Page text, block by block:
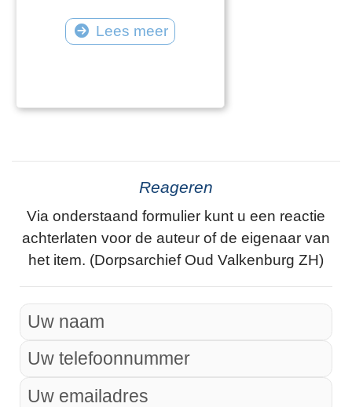
Lees meer
Reageren
Via onderstaand formulier kunt u een reactie
achterlaten voor de auteur of de eigenaar van
het item. (Dorpsarchief Oud Valkenburg ZH)